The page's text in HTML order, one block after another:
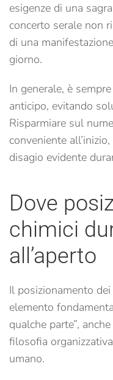
esigenze di una
concerto serale non
di una
giorno.
In generale, è
anticipo, evitando
Risparmiare sul
conveniente
disagio evidente
Dove
chimici
all’aperto
Il posizionamento
elemento
qualche parte”,
filosofia
umano.